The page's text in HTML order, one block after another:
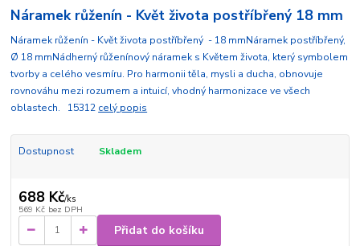
Náramek růženín - Květ života postříbřený 18 mm
Náramek růženín - Květ života postříbřený - 18 mmNáramek postříbřený,
Ø 18 mmNádherný růženínový náramek s Květem života, který symbolem
tvorby a celého vesmíru. Pro harmonii těla, mysli a ducha, obnovuje
rovnováhu mezi rozumem a intuicí, vhodný harmonizace ve všech
oblastech. 15312 celý popis
Dostupnost Skladem
688 Kč/ks
569 Kč bez DPH
Přidat do košíku